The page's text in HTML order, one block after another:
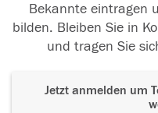
Bekannte eintragen
bilden. Bleiben Sie in
und tragen Sie
Jetzt anmelden um